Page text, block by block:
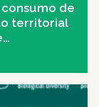
de
territorial